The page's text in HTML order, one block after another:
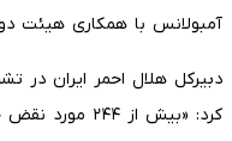
آمبولانس با همکاری هیئت
دبیرکل هلال احمر ایران در
کرد: «بیش از